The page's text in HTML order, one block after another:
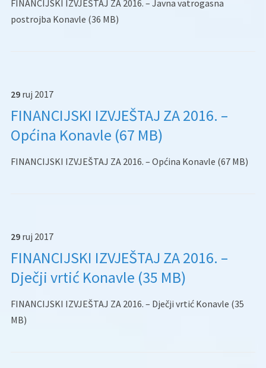
FINANCIJSKI IZVJEŠTAJ ZA 2016. – Javna vatrogasna
postrojba Konavle (36 MB)
29 ruj 2017
FINANCIJSKI IZVJEŠTAJ ZA 2016. –
Općina Konavle (67 MB)
FINANCIJSKI IZVJEŠTAJ ZA 2016. – Općina Konavle (67 MB)
29 ruj 2017
FINANCIJSKI IZVJEŠTAJ ZA 2016. –
Dječji vrtić Konavle (35 MB)
FINANCIJSKI IZVJEŠTAJ ZA 2016. – Dječji vrtić Konavle (35
MB)